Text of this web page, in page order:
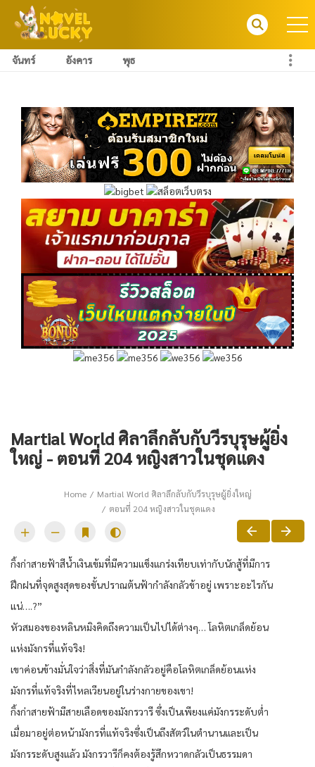
จันทร์ อังคาร พุธ
Martial World ศิลาลึกลับกับวีรบุรุษผู้ยิ่ง
ใหญ่ - ตอนที่ 204 หญิงสาวในชุดแดง
Home
Martial World ศิลาลึกลับกับวีรบุรุษผู้ยิ่งใหญ่
ตอนที่ 204 หญิงสาวในชุดแดง
กิ้งก่าสายฟ้าสีน้ำเงินเข้มที่มีความแข็งแกร่งเทียบเท่ากับนักสู้ที่มีการ
ฝึกฝนที่จุดสูงสุดของขั้นปราณต้นฟ้ากำลังกลัวข้าอยู่ เพราะอะไรกัน
แน่….?”
หัวสมองของหลินหมิงคิดถึงความเป็นไปได้ต่างๆ… โลหิตเกล็ดย้อน
แห่งมังกรที่แท้จริง!
เขาค่อนข้างมั่นใจว่าสิ่งที่มันกำลังกลัวอยู่คือโลหิตเกล็ดย้อนแห่ง
มังกรที่แท้จริงที่ไหลเวียนอยู่ในร่างกายของเขา!
กิ้งก่าสายฟ้ามีสายเลือดของมังกรวารี ซึ่งเป็นเพียงแค่มังกรระดับต่ำ
เมื่อมาอยู่ต่อหน้ามังกรที่แท้จริงซึ่งเป็นถึงสัตว์ในตำนานและเป็น
มังกรระดับสูงแล้ว มังกรวารีก็คงต้องรู้สึกหวาดกลัวเป็นธรรมดา